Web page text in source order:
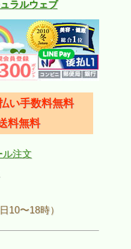
ラルウェブ
い手数料無料
料無料
ル注文
日10〜18時）